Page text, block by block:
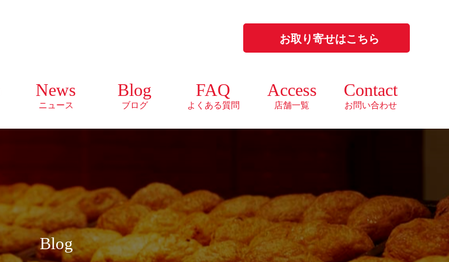
お取り寄せはこちら
News
ニュース
Blog
ブログ
FAQ
よくある質問
Access
店舗一覧
Contact
お問い合わせ
Blog